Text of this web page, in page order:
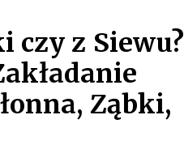
czy z Siewu?
Ząbki,